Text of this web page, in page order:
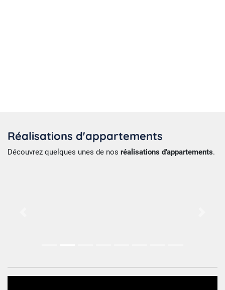
Réalisations d'appartements
Découvrez quelques unes de nos réalisations d'appartements.